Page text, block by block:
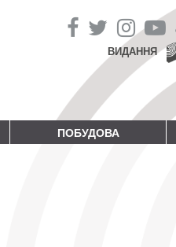
ВИДАННЯ
ПОБУДОВА